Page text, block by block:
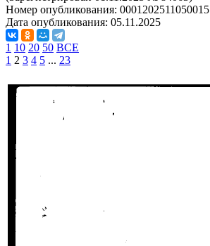
Номер опубликования: 0001202511050015
Дата опубликования: 05.11.2025
1 10 20 50 ВСЕ
1 2 3 4 5 ... 23